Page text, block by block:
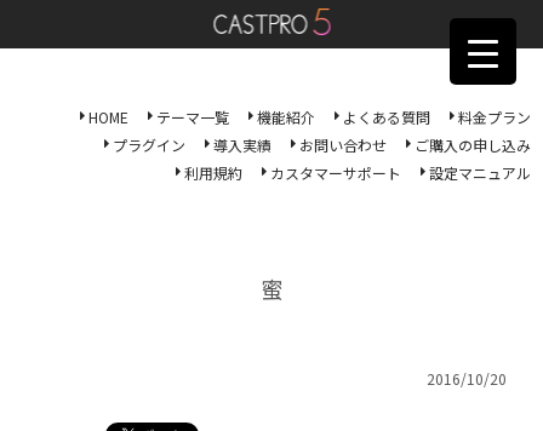
HOME テーマ一覧 機能紹介 よくある質問
料金プラン
プラグイン
導入実績 お問い合わせ
ご購入の申し込み
利用規約
カスタマーサポート 設定マニュアル
蜜
2016/10/20